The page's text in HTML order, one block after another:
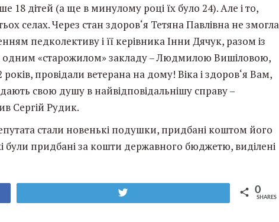
18 дітей (а ще в минулому році їх було 24). Але і то,
селах. Через стан здоров‘я Тетяна Павлівна не змогла
педколективу і її керівника Інни Дячук, разом із
одним «старожилом» закладу – Людмилою Вишіловою,
провідали ветерана на дому! Віка і здоров‘я Вам,
свою душу в найвідповідальнішу справу –
Сергій Рудик.
стали новенькі подушки, придбані коштом його
були придбані за кошти державного бюджетю, виділені
0
SHARES